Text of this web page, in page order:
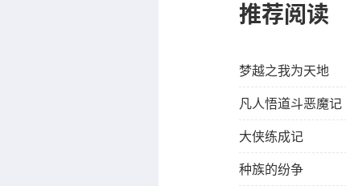
推荐阅读
梦越之我为天地
凡人悟道斗恶魔记
大侠练成记
种族的纷争